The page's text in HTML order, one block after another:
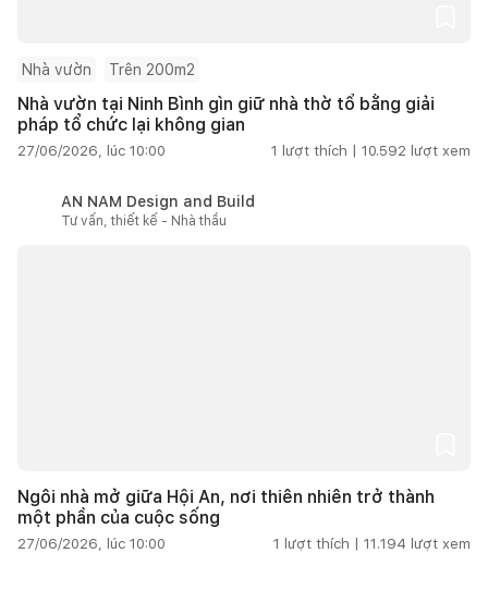
Nhà vườn Trên 200m2
Nhà vườn tại Ninh Bình gìn giữ nhà thờ tổ bằng giải
pháp tổ chức lại không gian
27/06/2026, lúc 10:00 1 lượt thích | 10.592 lượt xem
AN NAM Design and Build
Tư vấn, thiết kế - Nhà thầu
Ngôi nhà mở giữa Hội An, nơi thiên nhiên trở thành
một phần của cuộc sống
27/06/2026, lúc 10:00 1 lượt thích | 11.194 lượt xem